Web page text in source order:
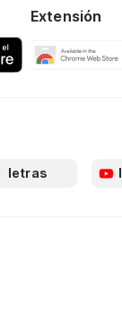
Extensión
letras